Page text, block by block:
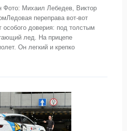
Фото: Михаил Лебедев, Виктор
переправа вот-вот
особого доверия: под толстым
лед. На прицепе
Он легкий и крепко